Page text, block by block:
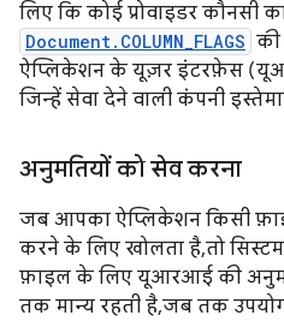
लिए कि कोई प्रोवाइडर कौनसी
Document.COLUMN_FLAGS
ऐप्लिकेशन के यूज़र इंटरफ़ेस
जिन्हें सेवा देने वाली कंपनी
अनुमतियों को सेव करना
जब आपका ऐप्लिकेशन किसी
करने के लिए खोलता है, तो
फ़ाइल के लिए यूआरआई की
तक मान्य रहती है, जब तक